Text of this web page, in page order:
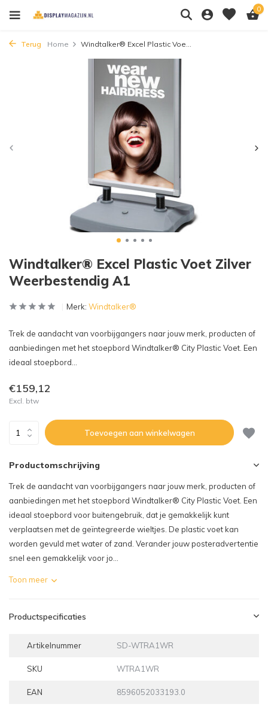
0
Terug Home Windtalker® Excel Plastic Voe...
Windtalker® Excel Plastic Voet Zilver
Weerbestendig A1
Merk: Windtalker®
Trek de aandacht van voorbijgangers naar jouw merk, producten of
aanbiedingen met het stoepbord Windtalker® City Plastic Voet. Een
ideaal stoepbord...
€159,12
Excl. btw
Toevoegen aan winkelwagen
Productomschrijving
Trek de aandacht van voorbijgangers naar jouw merk, producten of
aanbiedingen met het stoepbord Windtalker® City Plastic Voet. Een
ideaal stoepbord voor buitengebruik, dat je gemakkelijk kunt
verplaatsen met de geïntegreerde wieltjes. De plastic voet kan
worden gevuld met water of zand. Verander jouw posteradvertentie
snel een gemakkelijk voor jo...
Toon meer
Productspecificaties
Artikelnummer SD-WTRA1WR
SKU WTRA1WR
EAN 8596052033193.0